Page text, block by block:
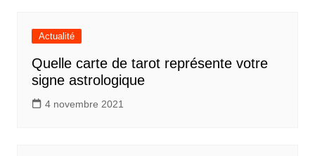
Actualité
Quelle carte de tarot représente votre
signe astrologique
4 novembre 2021